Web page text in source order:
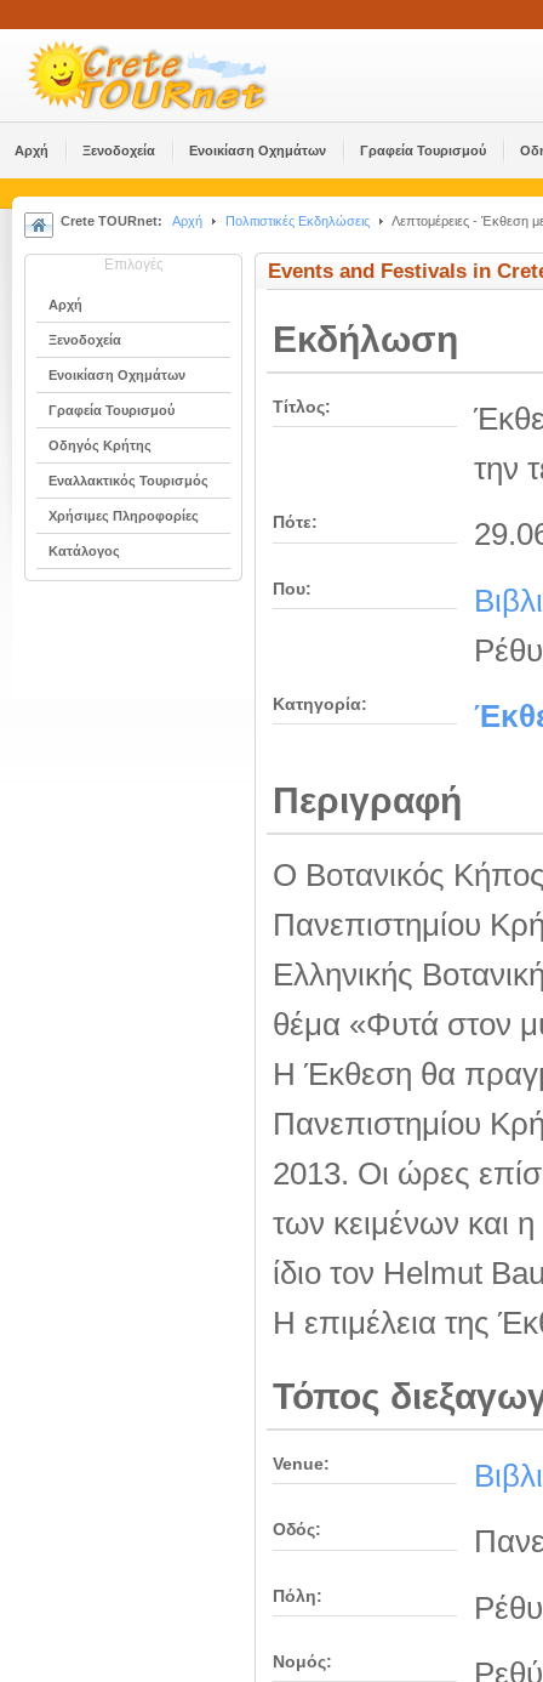
Αρχή Ξενοδοχεία Ενοικίαση Οχημάτων Γραφεία Τουρισμού
Crete TOURnet: Αρχή Πολιτιστικές Εκδηλώσεις Λεπτομέρειες - Έκθεση
Επιλογές
Αρχή
Ξενοδοχεία
Ενοικίαση Οχημάτων
Γραφεία Τουρισμού
Οδηγός Κρήτης
Εναλλακτικός Τουρισμός
Χρήσιμες Πληροφορίες
Κατάλογος
Events and Festivals in
Εκδήλωση
Τίτλος:
την
Πότε:
Που:
Κατηγορία:
Περιγραφή
Ο Βοτανικός
Πανεπιστημίου
Ελληνικής
θέμα «Φυτά στον
Η Έκθεση θα
Πανεπιστημίου
2013. Οι ώρες
των κειμένων και
ίδιο τον Helmut
Η επιμέλεια της
Τόπος
Venue:
Οδός:
Πόλη:
Νομός: